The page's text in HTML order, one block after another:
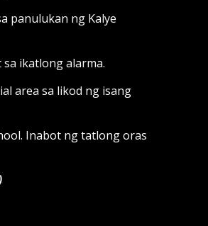
panulukan ng Kalye
ikatlong alarma.
area sa likod ng isang
Inabot ng tatlong oras